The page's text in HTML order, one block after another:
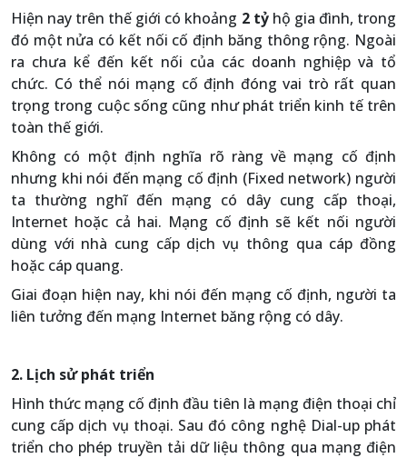
Hiện nay trên thế giới có khoảng 2 tỷhộ gia đình, trong
đó một nửa có kết nối cố định băng thông rộng. Ngoài
ra chưa kể đến kết nối của các doanh nghiệp và tổ
chức. Có thể nói mạng cố định đóng vai trò rất quan
trọng trong cuộc sống cũng như phát triển kinh tế trên
toàn thế giới.
Không có một định nghĩa rõ ràng về mạng cố định
nhưng khi nói đến mạng cố định (Fixed network) người
ta thường nghĩ đến mạng có dây cung cấp thoại,
Internet hoặc cả hai. Mạng cố định sẽ kết nối người
dùng với nhà cung cấp dịch vụ thông qua cáp đồng
hoặc cáp quang.
Giai đoạn hiện nay, khi nói đến mạng cố định, người ta
liên tưởng đến mạng Internet băng rộng có dây.
2. Lịch sử phát triển
Hình thức mạng cố định đầu tiên là mạng điện thoại chỉ
cung cấp dịch vụ thoại. Sau đó công nghệ Dial-up phát
triển cho phép truyền tải dữ liệu thông qua mạng điện